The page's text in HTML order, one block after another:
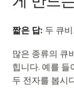
짧은 답: 두 큐
많은 종류의 큐
힙니다. 예를 들
두 전자를 봅시